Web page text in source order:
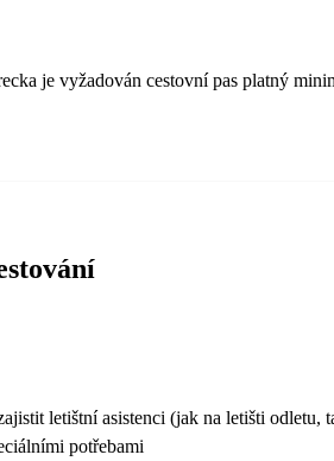
je vyžadován cestovní pas platný
letištní asistenci (jak na letišti odletu,
potřebami